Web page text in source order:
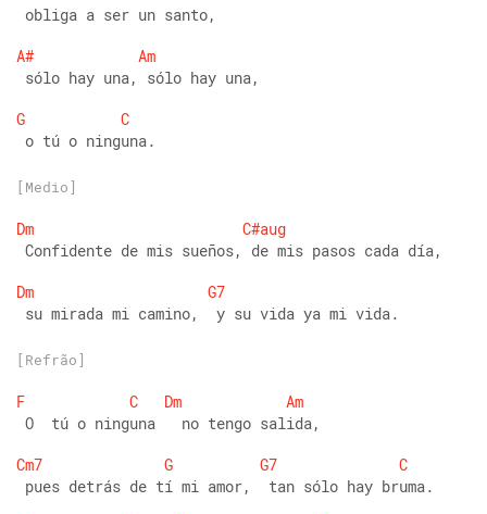
obliga a ser un santo,
A#
Am
sólo hay una, sólo hay una,
G
C
o tú o ninguna.
[Medio]
Dm
C#aug
Confidente de mis sueños, de mis pasos cada día,
Dm
G7
su mirada mi camino,  y su vida ya mi vida.
[Refrão]
F C Dm
Am
O  tú o ninguna   no tengo salida,
Cm7
G G7
C
pues detrás de tí mi amor,  tan sólo hay bruma.